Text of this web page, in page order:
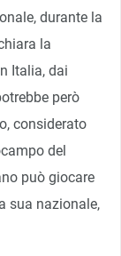
durante la
la
Italia, dai
però
considerato
del
può giocare
sua nazionale,